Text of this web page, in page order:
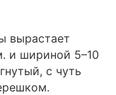
вырастает
и шириной 5–10
с чуть